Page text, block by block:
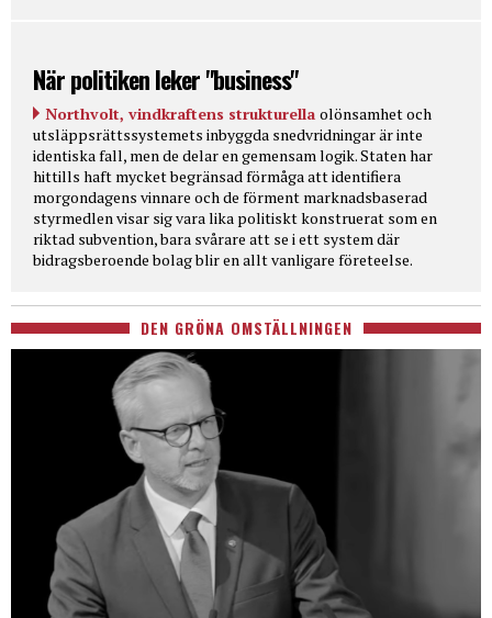
När politiken leker "business"
Northvolt, vindkraftens strukturella olönsamhet och
utsläppsrättssystemets inbyggda snedvridningar är inte
identiska fall, men de delar en gemensam logik. Staten har
hittills haft mycket begränsad förmåga att identifiera
morgondagens vinnare och de förment marknadsbaserad
styrmedlen visar sig vara lika politiskt konstruerat som en
riktad subvention, bara svårare att se i ett system där
bidragsberoende bolag blir en allt vanligare företeelse.
DEN GRÖNA OMSTÄLLNINGEN